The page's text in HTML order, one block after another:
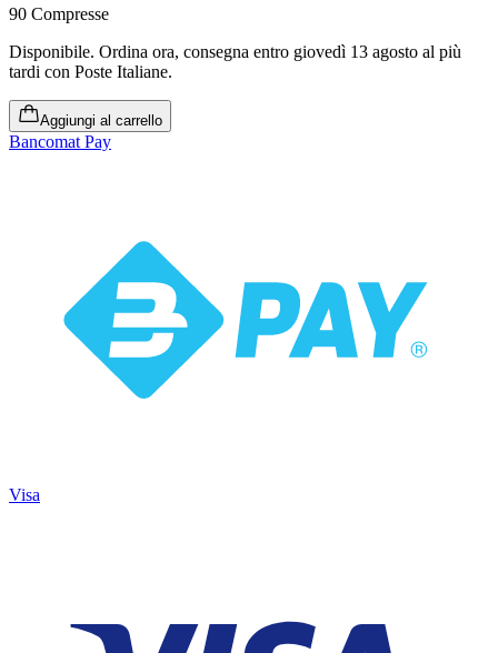
90 Compresse
Disponibile. Ordina ora, consegna entro giovedì 13 agosto al più
tardi con Poste Italiane.
Aggiungi al carrello
Bancomat Pay
Visa